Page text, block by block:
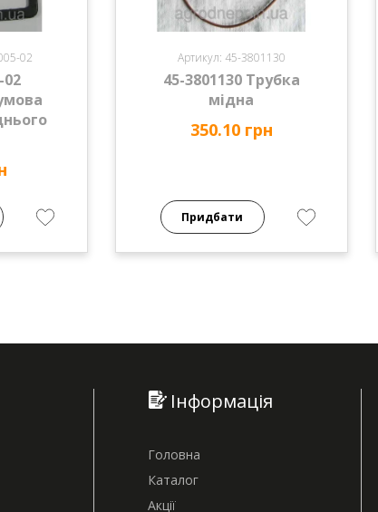
02
02
Артикул: 45-3801130
45-3801130 Трубка
мідна
350.10 грн
Придбати
Інформація
Головна
Каталог
Акції